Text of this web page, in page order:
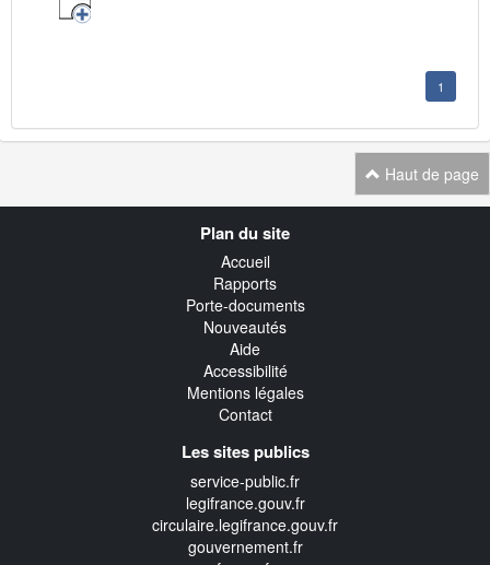
1
Haut de page
Plan du site
Accueil
Rapports
Porte-documents
Nouveautés
Aide
Accessibilité
Mentions légales
Contact
Les sites publics
service-public.fr
legifrance.gouv.fr
circulaire.legifrance.gouv.fr
gouvernement.fr